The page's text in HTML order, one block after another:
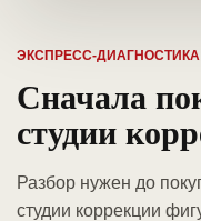
ЭКСПРЕСС-
Сначала
студии
Разбор нужен до
студии коррекции